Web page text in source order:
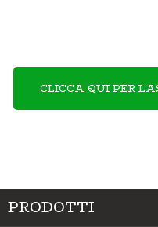
CLICCA QUI PER
PRODOTTI